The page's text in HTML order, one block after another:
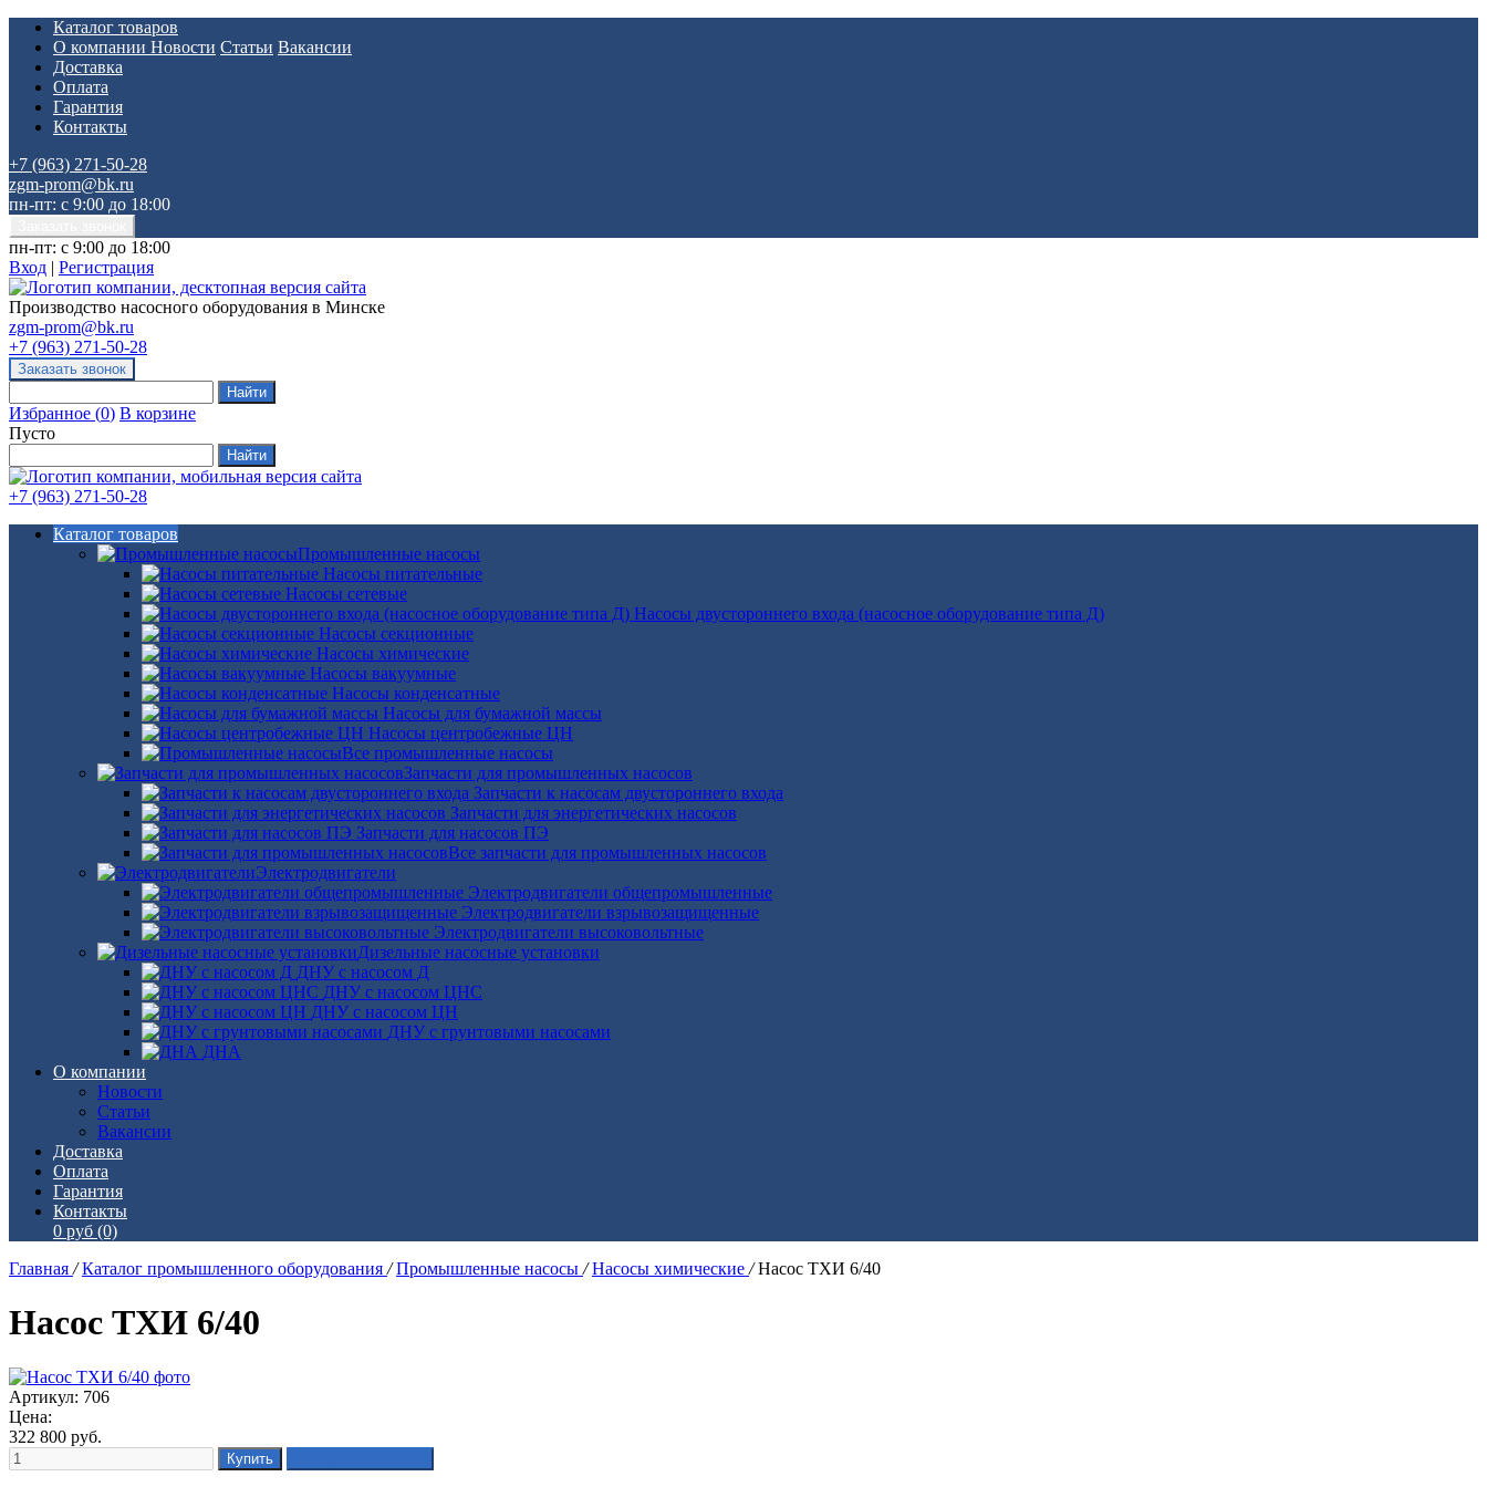
Каталог товаров
О компании Новости Статьи Вакансии
Доставка
Оплата
Гарантия
Контакты
+7 (963) 271-50-28
zgm-prom@bk.ru
пн-пт: с 9:00 до 18:00
пн-пт: с 9:00 до 18:00
Вход | Регистрация
Производство насосного оборудования в Минске
zgm-prom@bk.ru
+7 (963) 271-50-28
Избранное (0) В корзине
Пусто
+7 (963) 271-50-28
Каталог товаров
Промышленные насосы
Насосы питательные
Насосы сетевые
Насосы двустороннего входа (насосное оборудование типа Д)
Насосы секционные
Насосы химические
Насосы вакуумные
Насосы конденсатные
Насосы для бумажной массы
Насосы центробежные ЦН
Все промышленные насосы
Запчасти для промышленных насосов
Запчасти к насосам двустороннего входа
Запчасти для энергетических насосов
Запчасти для насосов ПЭ
Все запчасти для промышленных насосов
Электродвигатели
Электродвигатели общепромышленные
Электродвигатели взрывозащищенные
Электродвигатели высоковольтные
Дизельные насосные установки
ДНУ с насосом Д
ДНУ с насосом ЦНС
ДНУ с насосом ЦН
ДНУ с грунтовыми насосами
ДНА
О компании
Новости
Статьи
Вакансии
Доставка
Оплата
Гарантия
Контакты
0 руб (0)
Главная / Каталог промышленного оборудования / Промышленные насосы / Насосы химические / Насос ТХИ 6/40
Насос ТХИ 6/40
Артикул: 706
Цена:
322 800 руб.